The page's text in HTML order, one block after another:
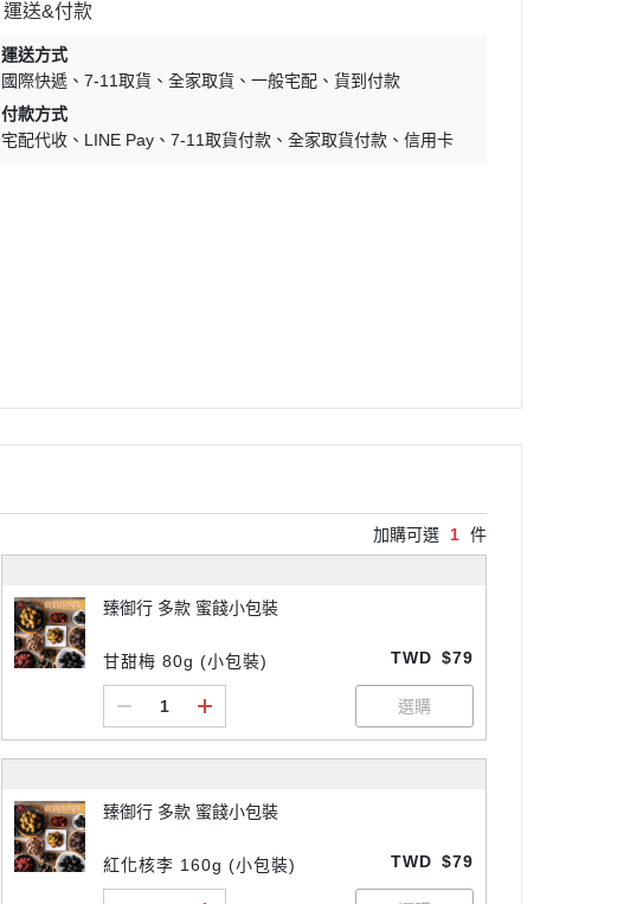
運送&付款
運送方式
國際快遞
7-11取貨 全家取貨 一般宅配
貨到付款
付款方式
宅配代收
LINE Pay 7-11取貨付款 全家取貨付款 信用卡
加購可選 1 件
臻御行 多款 蜜餞小包裝
甘甜梅 80g (小包裝) TWD $79
臻御行 多款 蜜餞小包裝
紅化核李 160g (小包裝) TWD $79